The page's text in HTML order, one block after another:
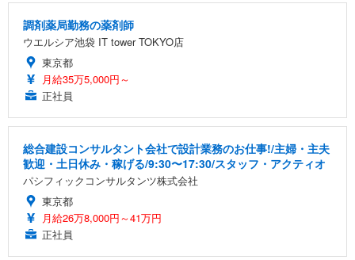
調剤薬局勤務の薬剤師
ウエルシア池袋 IT tower TOKYO店
東京都
月給35万5,000円～
正社員
総合建設コンサルタント会社で設計業務のお仕事!/主婦・主夫
歓迎・土日休み・稼げる/9:30〜17:30/スタッフ・アクティオ
パシフィックコンサルタンツ株式会社
東京都
月給26万8,000円～41万円
正社員